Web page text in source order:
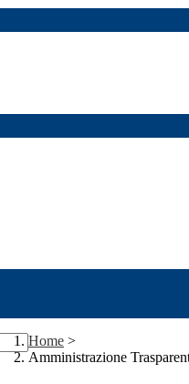
Home >
Amministrazione